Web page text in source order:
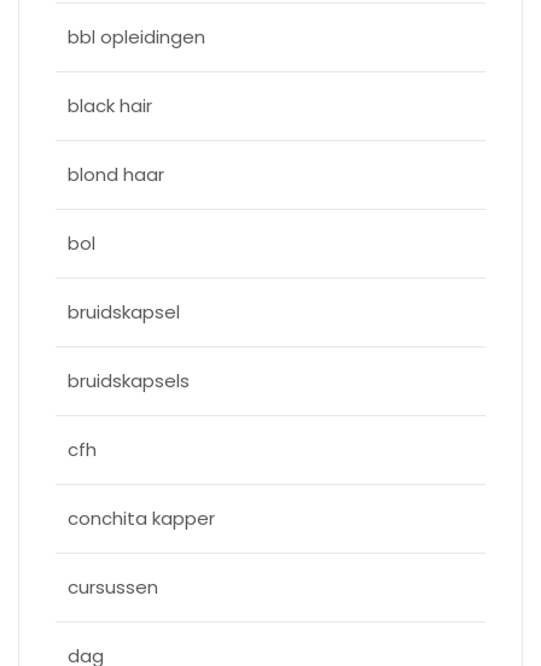
bbl opleidingen
black hair
blond haar
bol
bruidskapsel
bruidskapsels
cfh
conchita kapper
cursussen
dag